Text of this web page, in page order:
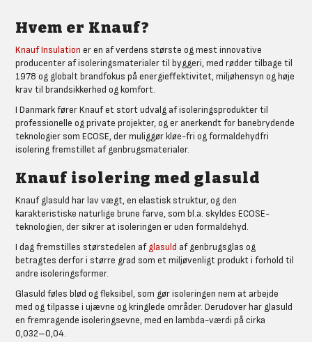
Hvem er Knauf?
Knauf Insulation er en af verdens største og mest innovative
producenter af isoleringsmaterialer til byggeri, med rødder tilbage til
1978 og globalt brandfokus på energieffektivitet, miljøhensyn og høje
krav til brandsikkerhed og komfort.
I Danmark fører Knauf et stort udvalg af isoleringsprodukter til
professionelle og private projekter, og er anerkendt for banebrydende
teknologier som ECOSE, der muliggør kløe-fri og formaldehydfri
isolering fremstillet af genbrugsmaterialer.
Knauf isolering med glasuld
Knauf glasuld har lav vægt, en elastisk struktur, og den
karakteristiske naturlige brune farve, som bl.a. skyldes ECOSE-
teknologien, der sikrer at isoleringen er uden formaldehyd.
I dag fremstilles størstedelen afglasuld af genbrugsglas og
betragtes derfor i større grad som et miljøvenligt produkt i forhold til
andre isoleringsformer.
Glasuld føles blød og fleksibel, som gør isoleringen nem at arbejde
med og tilpasse i ujævne og kringlede områder. Derudover har glasuld
en fremragende isoleringsevne, med en lambda-værdi på cirka
0,032–0,04.